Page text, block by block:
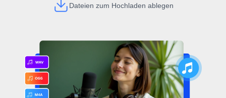
Dateien zum Hochladen ablegen